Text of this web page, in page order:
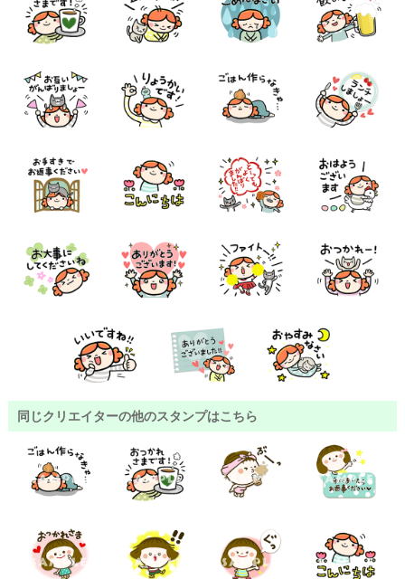
同じクリエイターの他のスタンプはこちら